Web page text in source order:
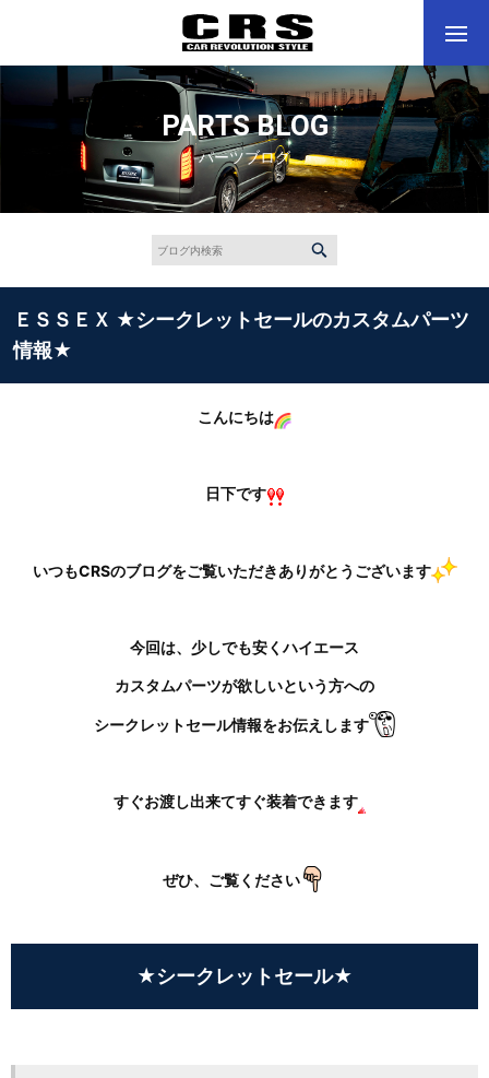
PARTS BLOG
パーツブログ
ＥＳＳＥＸ ★シークレットセールのカスタムパーツ
情報★
こんにちは
日下です
いつもCRSのブログをご覧いただきありがとうございます
今回は、少しでも安くハイエース
カスタムパーツが欲しいという方への
シークレットセール情報をお伝えします
すぐお渡し出来てすぐ装着できます
ぜひ、ご覧ください
★シークレットセール★